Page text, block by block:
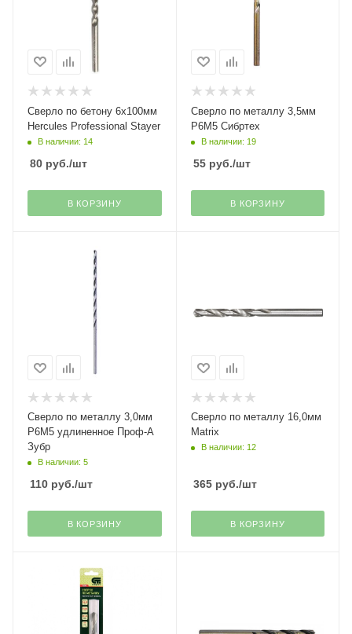
Сверло по бетону 6х100мм
Hercules Professional Stayer
В наличии: 14
80 руб./шт
В КОРЗИНУ
Сверло по металлу 3,5мм
Р6М5 Сибртех
В наличии: 19
55руб./шт
В КОРЗИНУ
Сверло по металлу 3,0мм
Р6М5 удлиненное Проф-А
Зубр
В наличии: 5
110 руб./шт
В КОРЗИНУ
Сверло по металлу 16,0мм
Matrix
В наличии: 12
365руб./шт
В КОРЗИНУ